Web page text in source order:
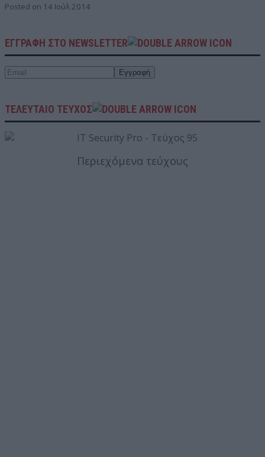
Posted on 14 Ιούλ 2014
ΕΓΓΡΑΦΗ ΣΤΟ NEWSLETTER
ΤΕΛΕΥΤΑΙΟ ΤΕΥΧΟΣ
Περιεχόμενα τεύχους